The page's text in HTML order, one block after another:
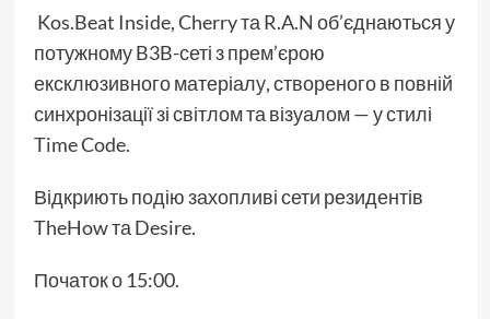
Kos.Beat Inside, Cherry та R.A.N об’єднаються у
потужному B3B-сеті з прем’єрою
ексклюзивного матеріалу, створеного в повній
синхронізації зі світлом та візуалом — у стилі
Time Code.
Відкриють подію захопливі сети резидентів
TheHow та Desire.
Початок о 15:00.